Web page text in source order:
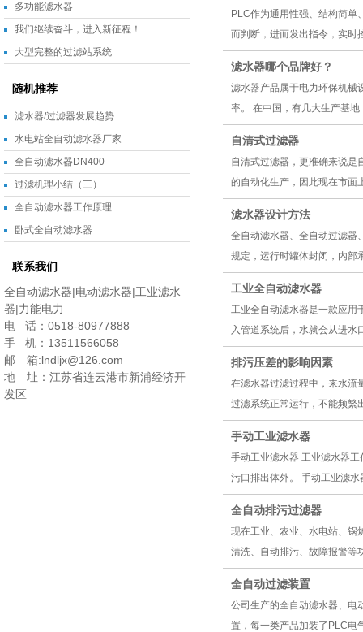
多功能滤水器
我们继续奋斗，进入新征程！
大型完整的过滤站系统
随机推荐
滤水器/过滤器发展趋势
水电站全自动滤水器厂家
全自动滤水器DN400
过滤机理小结（三）
全自动滤水器工作原理
卧式全自动滤水器
联系我们
全自动滤水器|电动滤水器|工业滤水
器|力能电力
电 话：0518-80977888
手 机：13511566058
邮 箱:lndljx@126.com
地 址：江苏省连云港市新浦经济开
发区
PLC作为通用性强、结构简单
而判断，进而发出指令，实时
滤水器哪个品牌好？
滤水器产品属于电力环保机械
率。 在中国，有几大生产基
自清式过滤器
自清式过滤器，更准确来说是
的自动化生产，因此现在市面
滤水器设计方法
全自动滤水器、全自动过滤器
规定，运行时罐体封闭，内部
工业全自动滤水器
工业全自动滤水器是一款应用
入管道系统后，水就会从进
排污压差的影响因素
在滤水器过滤过程中，来水流
过滤系统正常运行，不能频繁
手动工业滤水器
手动工业滤水器 工业滤水器
污口排出体外。 手动工业滤
全自动排污过滤器
现在工业、农业、水电站、锅
清洗、自动排污、故障报警等
全自动过滤装置
公司生产的全自动滤水器、电
置，每一类产品加装了PLC电